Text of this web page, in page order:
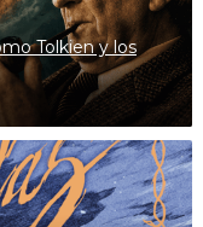
Tolkien y los